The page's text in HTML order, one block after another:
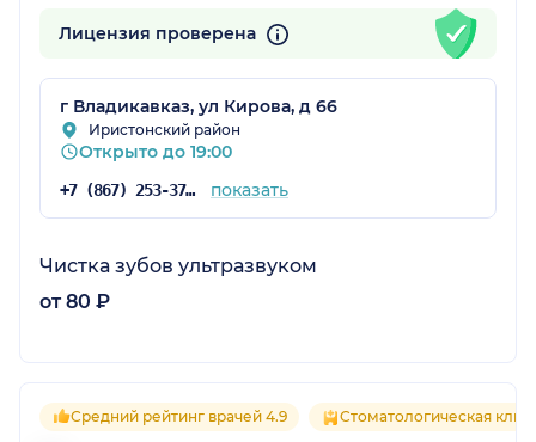
Лицензия проверена
г Владикавказ, ул Кирова, д 66
Иристонский район
Открыто до 19:00
+7 (867) 253-37-88 показать
Чистка зубов ультразвуком
от 80 ₽
Средний рейтинг врачей 4.9 Стоматологическая